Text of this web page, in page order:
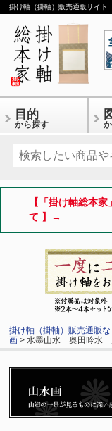
掛け軸（掛軸）販売通販サイト
目的
から探す
【「掛け軸総本
て 】→
掛け軸（掛軸）販売通販
画 > 水墨山水 奥田吟水